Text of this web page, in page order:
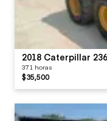
2018 Caterpillar
371 horas
$35,500